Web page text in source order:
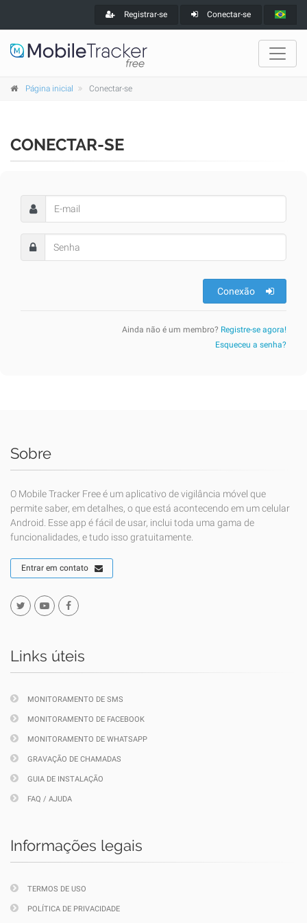
Registrar-se Conectar-se
Página inicial Conectar-se
CONECTAR-SE
Conexão
Ainda não é um membro? Registre-se agora!
Esqueceu a senha?
Sobre
O Mobile Tracker Free é um aplicativo de vigilância móvel que
permite saber, em detalhes, o que está acontecendo em um celular
Android. Esse app é fácil de usar, inclui toda uma gama de
funcionalidades, e tudo isso gratuitamente.
Entrar em contato
Links úteis
MONITORAMENTO DE SMS
MONITORAMENTO DE FACEBOOK
MONITORAMENTO DE WHATSAPP
GRAVAÇÃO DE CHAMADAS
GUIA DE INSTALAÇÃO
FAQ / AJUDA
Informações legais
TERMOS DE USO
POLÍTICA DE PRIVACIDADE